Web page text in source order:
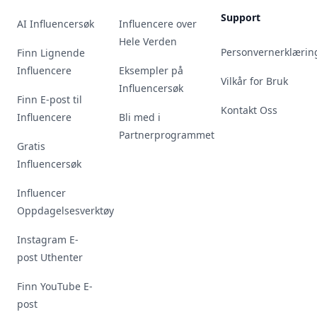
AI Influencersøk
Finn Lignende
Influencere
Finn E-post til
Influencere
Gratis
Influencersøk
Influencer
Oppdagelsesverktøy
Instagram E-
post Uthenter
Finn YouTube E-
post
Influencere over
Hele Verden
Eksempler på
Influencersøk
Bli med i
Partnerprogrammet
Support
Vilkår for Bruk
Kontakt Oss